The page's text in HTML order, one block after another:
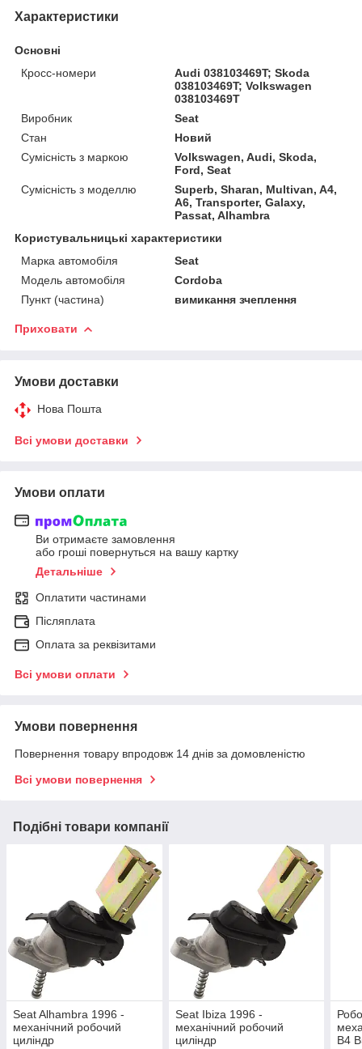
Характеристики
Основні
Кросс-номери
Audi 038103469T; Skoda
038103469T; Volkswagen
038103469T
Виробник
Seat
Стан
Новий
Сумісність з маркою
Volkswagen, Audi, Skoda,
Ford, Seat
Сумісність з моделлю
Superb, Sharan, Multivan, A4,
A6, Transporter, Galaxy,
Passat, Alhambra
Користувальницькі характеристики
Марка автомобіля
Seat
Модель автомобіля
Cordoba
Пункт (частина)
вимикання зчеплення
Приховати
Умови доставки
Нова Пошта
Всі умови доставки
Умови оплати
Ви отримаєте замовлення
або гроші повернуться на вашу картку
Детальніше
Оплатити частинами
Післяплата
Оплата за реквізитами
Всі умови оплати
Умови повернення
Повернення товару впродовж 14 днів за домовленістю
Всі умови повернення
Подібні товари компанії
Seat Alhambra 1996 -
механічний робочий
циліндр
Seat Ibiza 1996 -
механічний робочий
циліндр
B4